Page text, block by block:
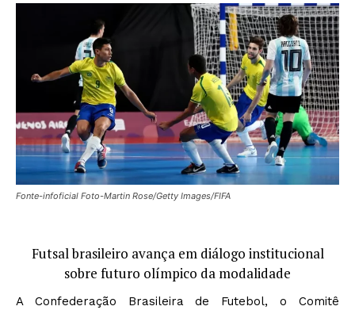
Fonte-infoficial Foto-Martin Rose/Getty Images/FIFA
Futsal brasileiro avança em diálogo institucional
sobre futuro olímpico da modalidade
A Confederação Brasileira de Futebol, o Comitê